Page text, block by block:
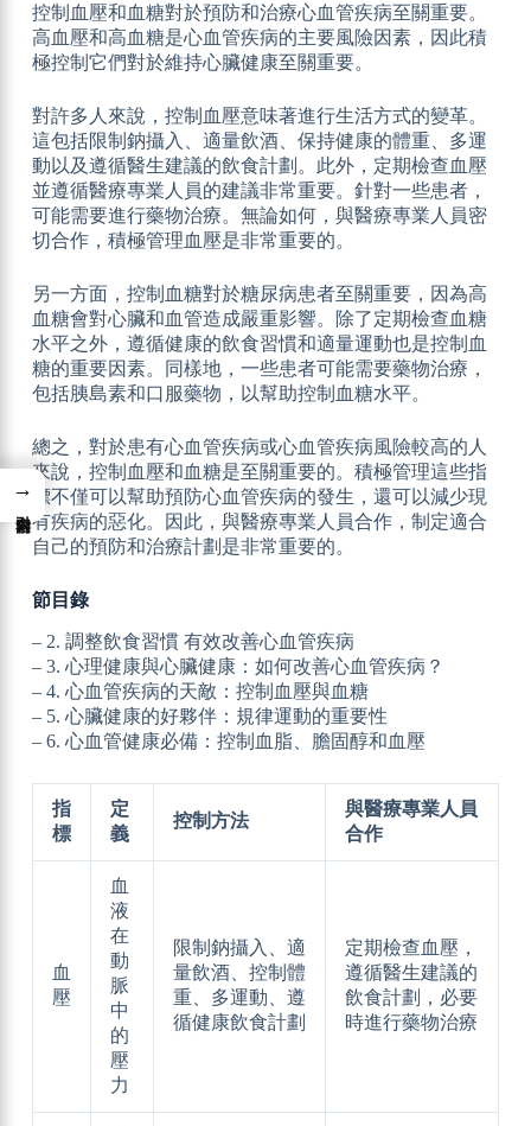
控制血壓和血糖對於預防和治療心血管疾病至關重要。
高血壓和高血糖是心血管疾病的主要風險因素，因此積
極控制它們對於維持心臟健康至關重要。
對許多人來說，控制血壓意味著進行生活方式的變革。
這包括限制鈉攝入、適量飲酒、保持健康的體重、多運
動以及遵循醫生建議的飲食計劃。此外，定期檢查血壓
並遵循醫療專業人員的建議非常重要。針對一些患者，
可能需要進行藥物治療。無論如何，與醫療專業人員密
切合作，積極管理血壓是非常重要的。
另一方面，控制血糖對於糖尿病患者至關重要，因為高
血糖會對心臟和血管造成嚴重影響。除了定期檢查血糖
水平之外，遵循健康的飲食習慣和適量運動也是控制血
糖的重要因素。同樣地，一些患者可能需要藥物治療，
包括胰島素和口服藥物，以幫助控制血糖水平。
總之，對於患有心血管疾病或心血管疾病風險較高的人
來說，控制血壓和血糖是至關重要的。積極管理這些指
標不僅可以幫助預防心血管疾病的發生，還可以減少現
有疾病的惡化。因此，與醫療專業人員合作，制定適合
自己的預防和治療計劃是非常重要的。
節目錄
– 2. 調整飲食習慣 有效改善心血管疾病
– 3. 心理健康與心臟健康：如何改善心血管疾病？
– 4. 心血管疾病的天敵：控制血壓與血糖
– 5. 心臟健康的好夥伴：規律運動的重要性
– 6. 心血管健康必備：控制血脂、膽固醇和血壓
指
標
定
義
控制方法
與醫療專業人員
合作
血
壓
血
液
在
動
脈
中
的
壓
力
限制鈉攝入、適
量飲酒、控制體
重、多運動、遵
循健康飲食計劃
定期檢查血壓，
遵循醫生建議的
飲食計劃，必要
時進行藥物治療
→